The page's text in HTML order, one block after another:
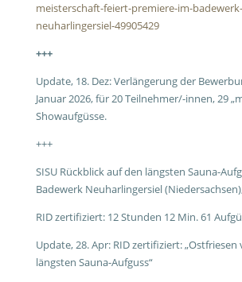
meisterschaft-feiert-premiere-im-badewerk-
neuharlingersiel-49905429
+++
Update, 18. Dez: Verlängerung der
Januar 2026, für 20 Teilnehmer/-innen, 29
Showaufgüsse.
+++
SISU Rückblick auf den längsten Sauna-
Badewerk Neuharlingersiel
RID zertifiziert: 12 Stunden 12 Min. 61
Update, 28. Apr: RID zertifiziert:
längsten Sauna-Aufguss“